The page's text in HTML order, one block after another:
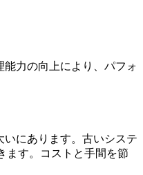
力の向上により、パフォ
にあります。古いシステ
ます。コストと手間を節